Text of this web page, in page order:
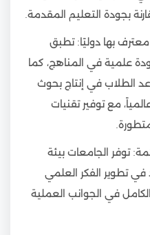
بجودة التعليم المقدمة.
بها دوليًا: تطبق
علمية في المناهج، كما
الطلاب في إنتاج بحوث
مع توفير تقنيات
توفر الجامعات بيئة
في تطوير الفكر العلمي
في الجوانب العملية